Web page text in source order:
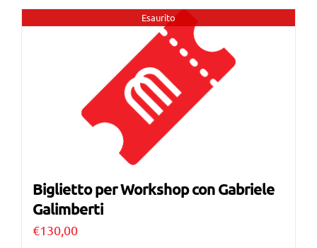
Esaurito
Biglietto per Workshop con Gabriele
Galimberti
€130,00